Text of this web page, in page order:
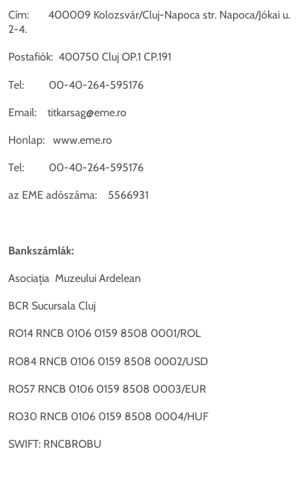
Cím: 400009 Kolozsvár/Cluj-Napoca str. Napoca/Jókai u.
2-4.
Postafiók: 400750 Cluj OP.1 CP.191
Tel: 00-40-264-595176
Email: titkarsag@eme.ro
Honlap: www.eme.ro
Tel: 00-40-264-595176
az EME adószáma: 5566931
Bankszámlák:
Asociația Muzeului Ardelean
BCR Sucursala Cluj
RO14 RNCB 0106 0159 8508 0001/ROL
RO84 RNCB 0106 0159 8508 0002/USD
RO57 RNCB 0106 0159 8508 0003/EUR
RO30 RNCB 0106 0159 8508 0004/HUF
SWIFT: RNCBROBU